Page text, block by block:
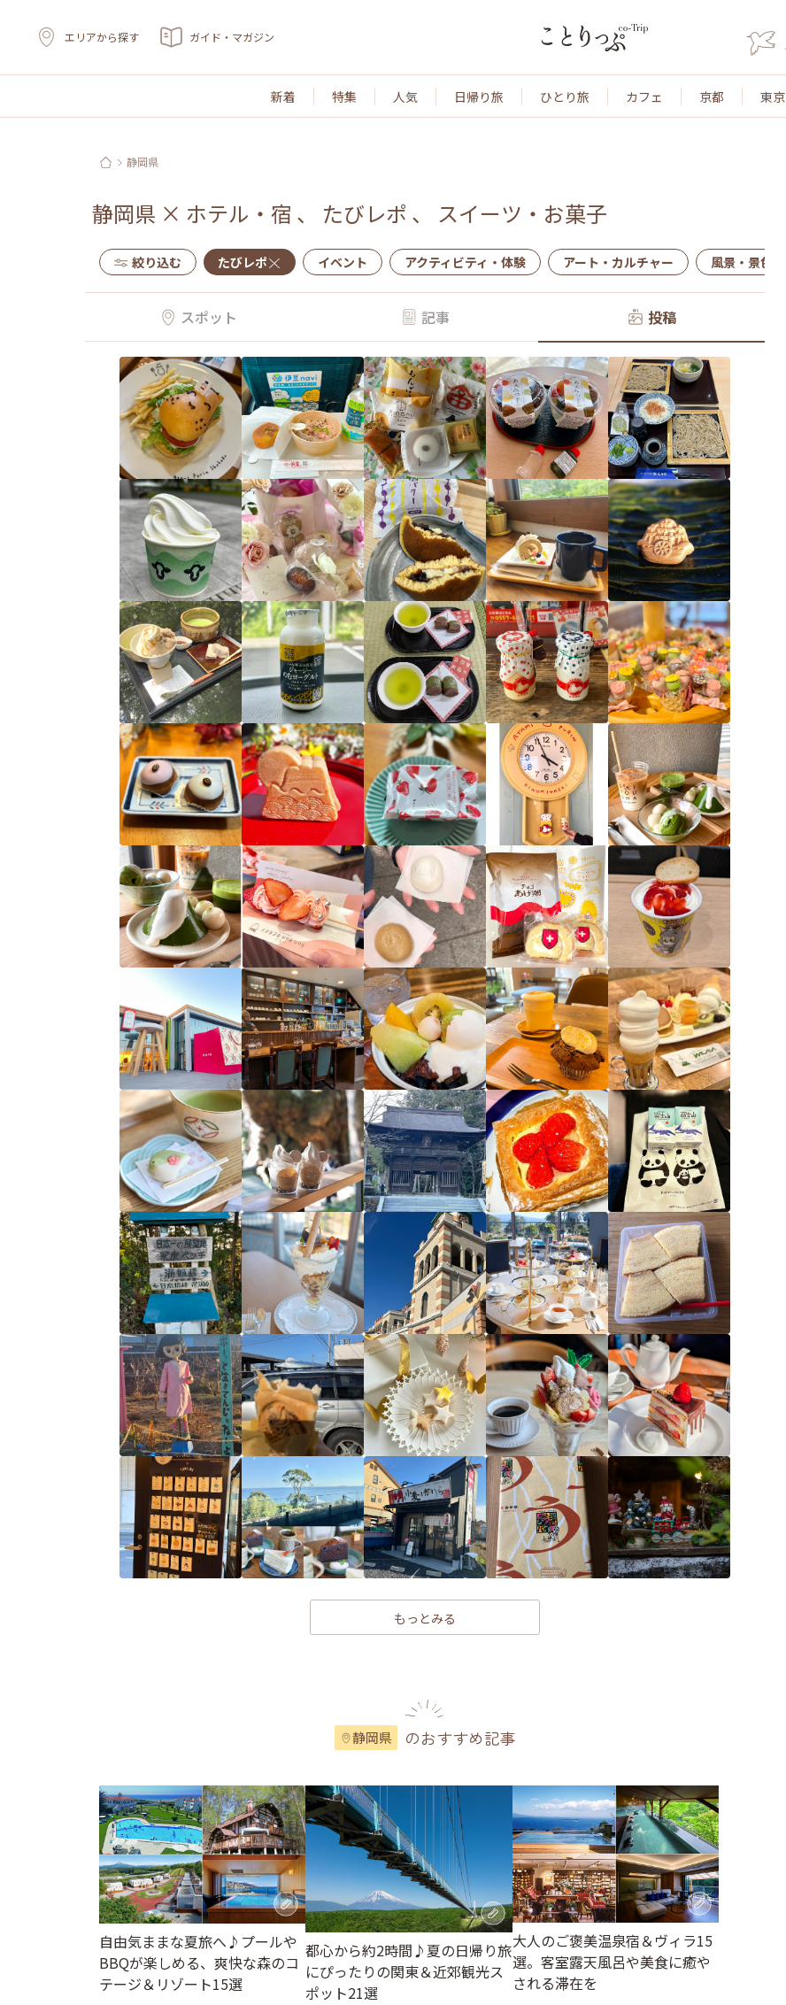
エリアから探す ガイド・マガジン
新着 特集 人気 日帰り旅 ひとり旅 カフェ 京都 東京
静岡県
静岡県 × ホテル・宿 、 たびレポ 、 スイーツ・お菓子
絞り込む たびレポ イベント アクティビティ・体験 アート・カルチャー 風景・景色
スポット 記事 投稿
もっとみる
静岡県 のおすすめ記事
自由気ままな夏旅へ♪プールや
BBQが楽しめる、爽快な森のコ
テージ＆リゾート15選
都心から約2時間♪夏の日帰り旅
にぴったりの関東＆近郊観光ス
ポット21選
大人のご褒美温泉宿＆ヴィラ15
選。客室露天風呂や美食に癒や
される滞在を